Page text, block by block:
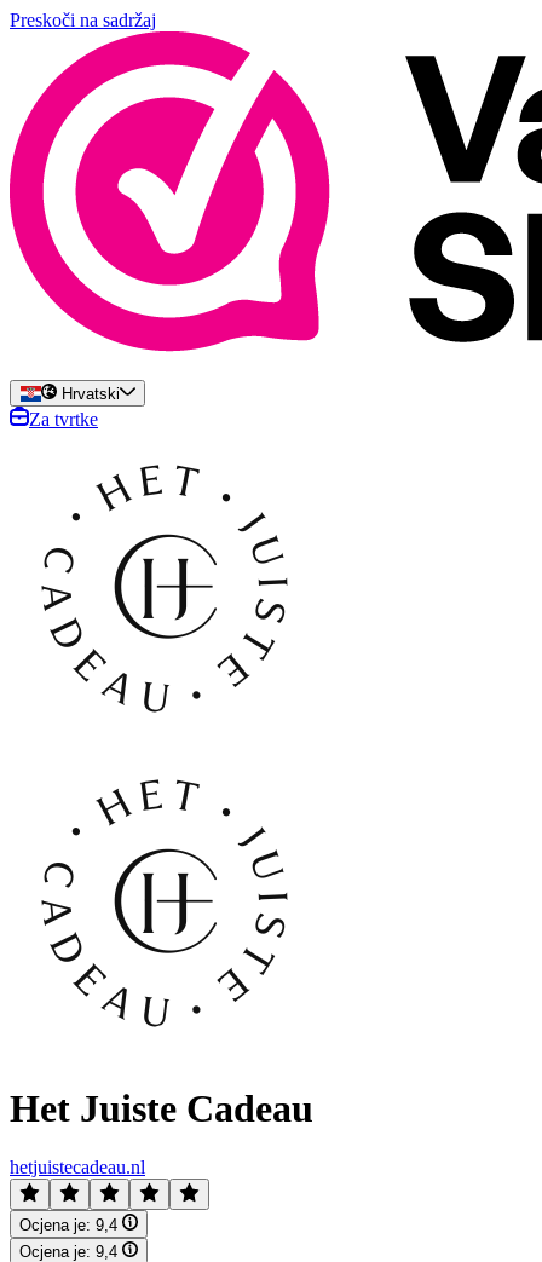
Preskoči na sadržaj
Hrvatski
Za tvrtke
Het Juiste Cadeau
hetjuistecadeau.nl
Ocjena je: 9,4
Ocjena je: 9,4